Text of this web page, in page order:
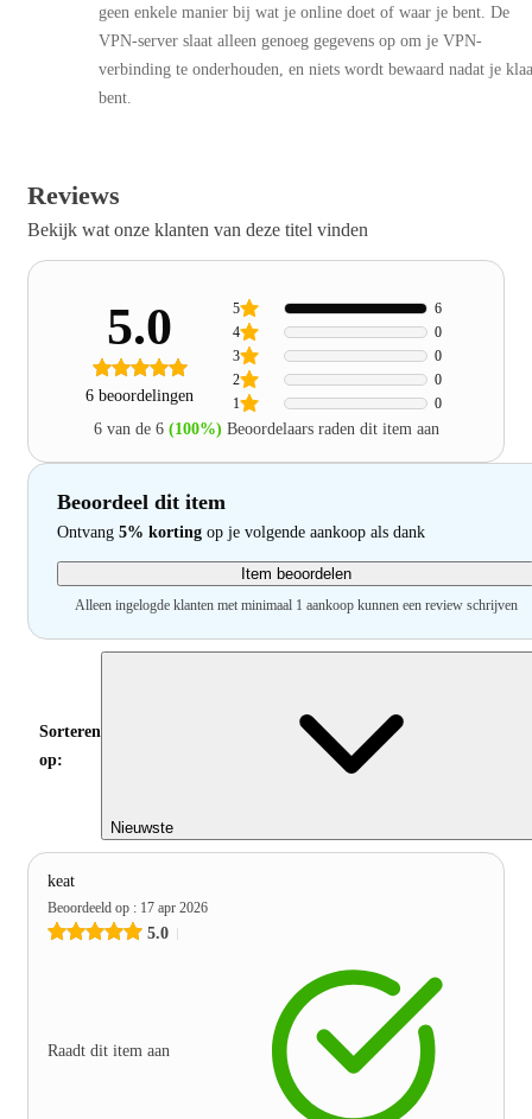
geen enkele manier bij wat je online doet of waar je bent. De
VPN-server slaat alleen genoeg gegevens op om je VPN-
verbinding te onderhouden, en niets wordt bewaard nadat je
bent.
Reviews
Bekijk wat onze klanten van deze titel vinden
5.0
6 beoordelingen 1 0
2 0
3 0
4 0
5 6
6 van de 6 (100%) Beoordelaars raden dit item aan
Beoordeel dit item
Ontvang 5% korting op je volgende aankoop als dank
Item beoordelen
Alleen ingelogde klanten met minimaal 1 aankoop kunnen een review schrijven
Sorteren
op:
Nieuwste
keat
Beoordeeld op : 17 apr 2026
5.0
Raadt dit item aan